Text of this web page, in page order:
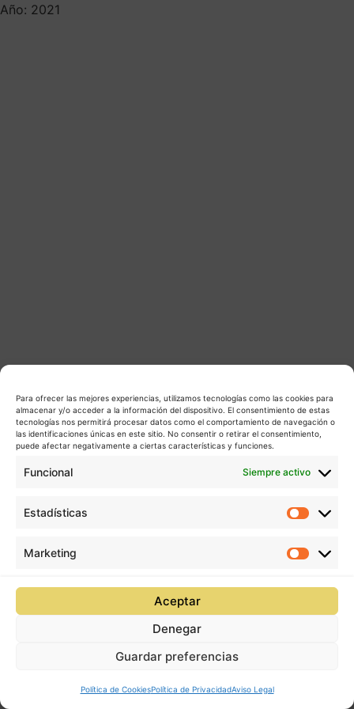
Para ofrecer las mejores experiencias, utilizamos tecnologías como las cookies para
almacenar y/o acceder a la información del dispositivo. El consentimiento de estas
tecnologías nos permitirá procesar datos como el comportamiento de navegación o
las identificaciones únicas en este sitio. No consentir o retirar el consentimiento,
puede afectar negativamente a ciertas características y funciones.
Funcional Siempre activo
Estadísticas
Marketing
Aceptar
Denegar
Guardar preferencias
Política de CookiesPolítica de PrivacidadAviso Legal
Año: 2021